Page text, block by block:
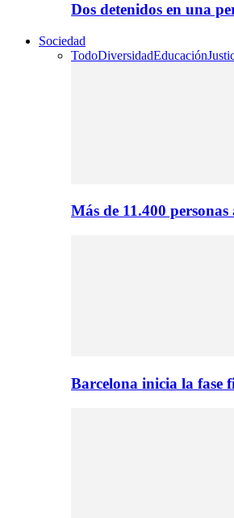
Dos detenidos en una
Sociedad
TodoDiversidadEducación
Más de 11.400
Barcelona inicia la fase